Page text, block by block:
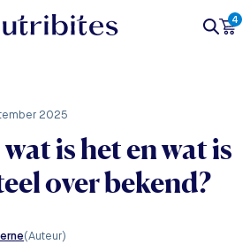
4
2025
is het en wat is
over bekend?
(Auteur)